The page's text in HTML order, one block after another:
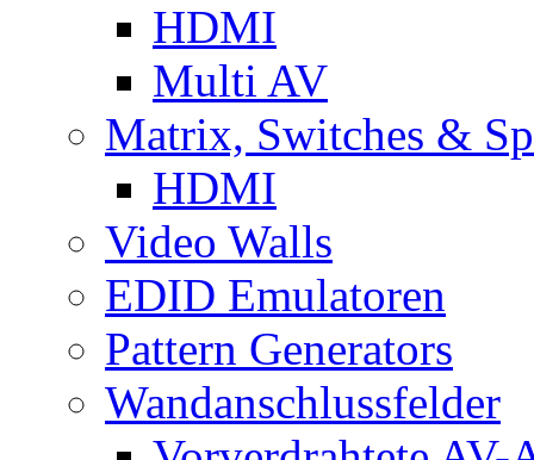
HDMI
Multi AV
Matrix, Switches &
HDMI
Video Walls
EDID Emulatoren
Pattern Generators
Wandanschlussfelder